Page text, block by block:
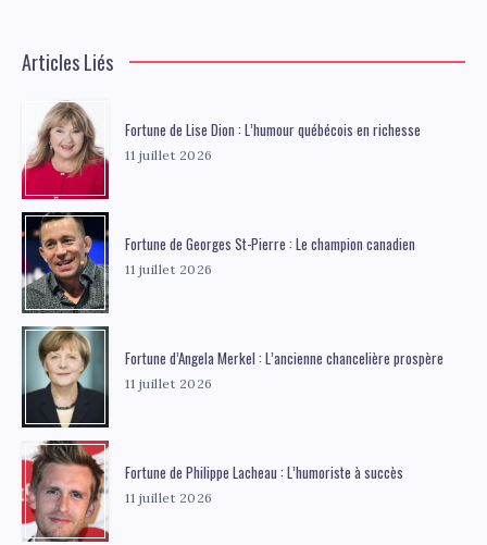
Articles Liés
Fortune de Lise Dion : L’humour québécois en richesse
11 juillet 2026
Fortune de Georges St-Pierre : Le champion canadien
11 juillet 2026
Fortune d’Angela Merkel : L’ancienne chancelière prospère
11 juillet 2026
Fortune de Philippe Lacheau : L’humoriste à succès
11 juillet 2026